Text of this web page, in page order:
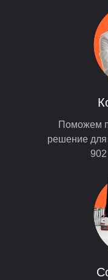
Поможем
решение для